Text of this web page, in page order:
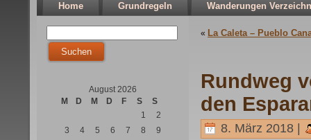
Home Grundregeln Wanderungen
August 2026
M
D M D F S
S
1
2
3
4 5 6 7 8
9
« La Caleta – Pueblo
Rundweg
den
8. März 2018 |